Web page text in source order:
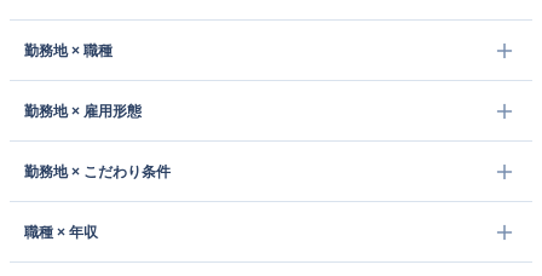
勤務地 × 職種
勤務地 × 雇用形態
勤務地 × こだわり条件
職種 × 年収